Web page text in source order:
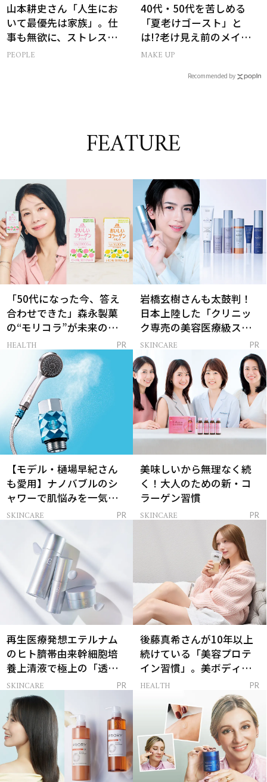
山本耕史さん「人生にお
いて最優先は家族」。仕
事も無欲に、ストレスを
溜めない生き方
PEOPLE
40代・50代を苦しめる
「夏老けゴースト」と
は!?老け見え前のメイク
くずれ＆くすみ対策
MAKE UP
Recommended by
FEATURE
「50代になった今、答え
合わせできた」森永製菓
の“モリコラ”が未来のキ
レイを連れてくる！
HEALTH PR
岩橋玄樹さんも太鼓判！
日本上陸した「クリニッ
ク専売の美容医療級スキ
ンケア」
SKINCARE PR
【モデル・樋場早紀さん
も愛用】ナノバブルのシ
ャワーで肌悩みを一気に
解決
SKINCARE PR
美味しいから無理なく続
く！大人のための新・コ
ラーゲン習慣
SKINCARE PR
再生医療発想エテルナム
のヒト臍帯由来幹細胞培
養上清液で極上の「透明
感ハリ肌」へ
SKINCARE PR
後藤真希さんが10年以上
続けている「美容プロテ
イン習慣」。美ボディを
支える朝ルーティンと
HEALTH PR